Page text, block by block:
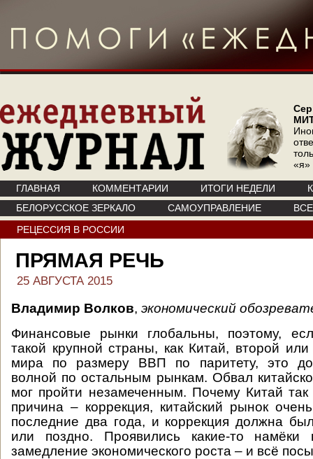
«я»
ГЛАВНАЯ КОММЕНТАРИИ ИТОГИ НЕДЕЛИ
БЕЛОРУССКОЕ ЗЕРКАЛО
САМОУПРАВЛЕНИЕ
РЕЦЕССИЯ В РОССИИ
ПРЯМАЯ РЕЧЬ
25 АВГУСТА 2015
Владимир Волков, экономический
Финансовые рынки глобальны, поэтому,
такой крупной страны, как Китай, второй
мира по размеру ВВП по паритету, это
волной по остальным рынкам. Обвал
мог пройти незамеченным. Почему Китай так
причина – коррекция, китайский рынок
последние два года, и коррекция должна
или поздно. Проявились какие-то
замедление экономического роста – и всё